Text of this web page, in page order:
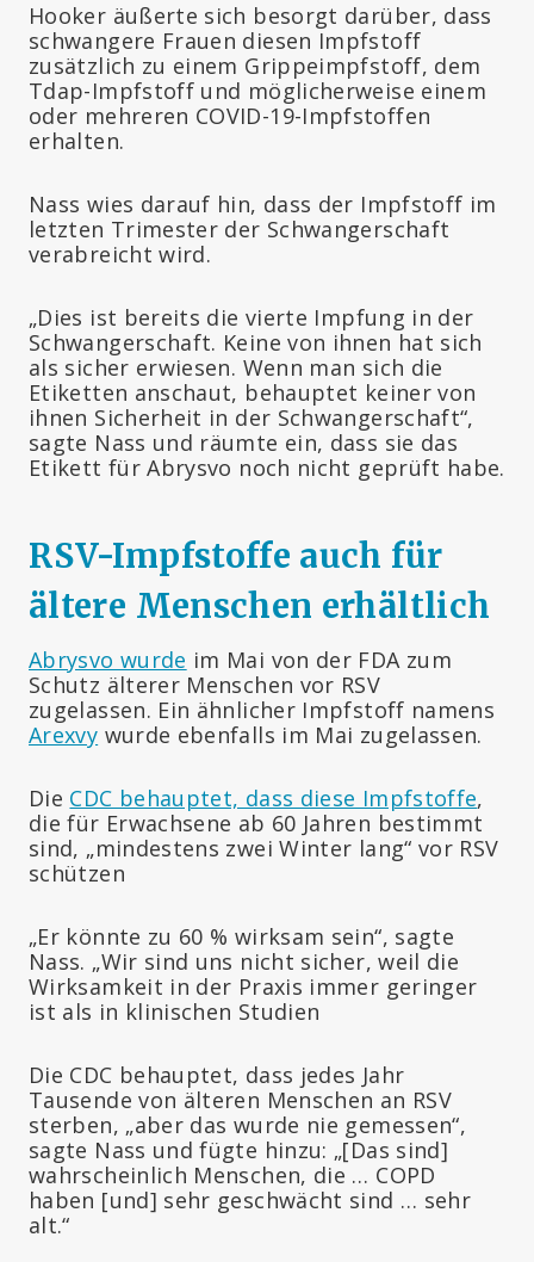
Hooker äußerte sich besorgt darüber, dass
schwangere Frauen diesen Impfstoff
zusätzlich zu einem Grippeimpfstoff, dem
Tdap-Impfstoff und möglicherweise einem
oder mehreren COVID-19-Impfstoffen
erhalten.
Nass wies darauf hin, dass der Impfstoff im
letzten Trimester der Schwangerschaft
verabreicht wird.
„Dies ist bereits die vierte Impfung in der
Schwangerschaft. Keine von ihnen hat sich
als sicher erwiesen. Wenn man sich die
Etiketten anschaut, behauptet keiner von
ihnen Sicherheit in der Schwangerschaft“,
sagte Nass und räumte ein, dass sie das
Etikett für Abrysvo noch nicht geprüft habe.
RSV-Impfstoffe auch für
ältere Menschen erhältlich
Abrysvo wurde im Mai von der FDA zum
Schutz älterer Menschen vor RSV
zugelassen. Ein ähnlicher Impfstoff namens
Arexvy wurde ebenfalls im Mai zugelassen.
Die CDC behauptet, dass diese Impfstoffe,
die für Erwachsene ab 60 Jahren bestimmt
sind, „mindestens zwei Winter lang“ vor RSV
schützen
„Er könnte zu 60 % wirksam sein“, sagte
Nass. „Wir sind uns nicht sicher, weil die
Wirksamkeit in der Praxis immer geringer
ist als in klinischen Studien
Die CDC behauptet, dass jedes Jahr
Tausende von älteren Menschen an RSV
sterben, „aber das wurde nie gemessen“,
sagte Nass und fügte hinzu: „[Das sind]
wahrscheinlich Menschen, die … COPD
haben [und] sehr geschwächt sind … sehr
alt.“